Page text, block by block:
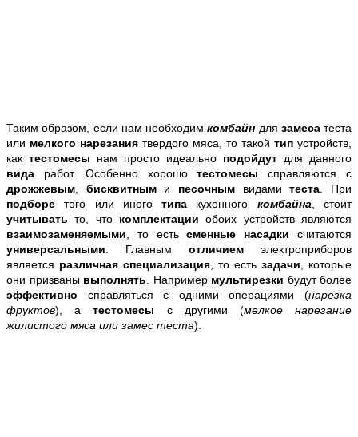
Таким образом, если нам необходимкомбайн для замеса теста
или мелкого нарезания твердого мяса, то такой тип устройств,
как тестомесы нам просто идеально подойдут для данного
вида работ. Особенно хорошотестомесысправляются с
дрожжевым, бисквитным и песочным видамитеста. При
подборетого или иноготипа кухонного комбайна, стоит
учитыватьто, что комплектацииобоих устройств являются
взаимозаменяемыми, то естьсменные насадки считаются
универсальными. Главным отличием электроприборов
является различная специализация, то есть задачи, которые
они призваны выполнять. Например мультирезки будут более
эффективно справляться с одними операциями (нарезка
фруктов), атестомесы с другими (мелкое нарезание
жилистого мяса или замес теста).